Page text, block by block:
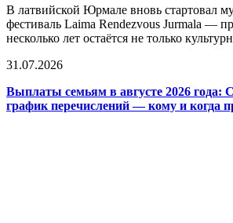
В латвийской Юрмале вновь стартовал
фестиваль Laima Rendezvous Jurmala —
несколько лет остаётся не только
31.07.2026
Выплаты семьям в августе 2026 года:
график перечислений — кому и когда